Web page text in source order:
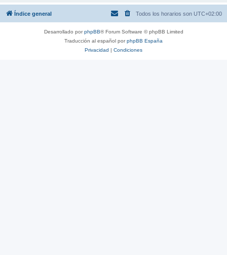
Índice general Todos los horarios son UTC+02:00
Desarrollado porphpBB® Forum Software © phpBB Limited
Traducción al español porphpBB España
Privacidad | Condiciones